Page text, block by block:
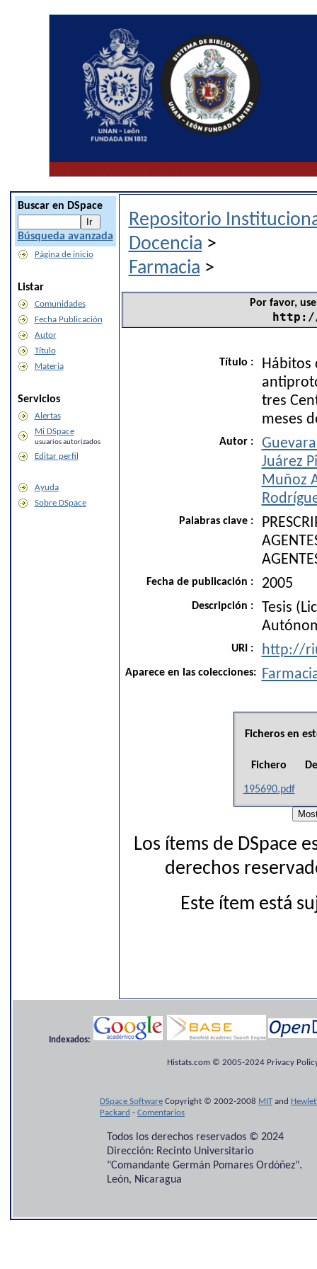
Buscar en DSpace
Búsqueda avanzada
Página de inicio
Listar
Comunidades
Fecha Publicación
Autor
Título
Materia
Servicios
Alertas
Mi DSpace
usuarios autorizados
Editar perfil
Ayuda
Sobre DSpace
Repositorio
Docencia >
Farmacia >
Por favor,
http://
Título :
Hábitos
tres
meses
Autor :
Juárez
Muñoz
Palabras clave :
Fecha de publicación : 2005
Descripción :
Tesis
URI : http://
Aparece en las colecciones:
Ficheros en
Fichero
195690.pdf
Los ítems de DSpace
derechos
Este ítem está
Indexados:
Histats.com © 2005-2024 Privacy
DSpace Software Copyright © 2002-2008 MITand
Packard - Comentarios
Todos los derechos reservados © 2024
Dirección: Recinto Universitario
"Comandante Germán Pomares Ordóñez".
León, Nicaragua